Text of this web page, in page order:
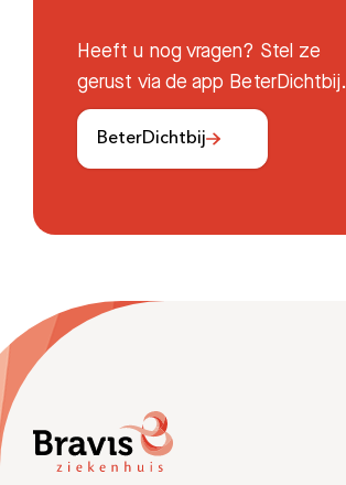
Heeft u nog vragen? Stel ze
gerust via de app BeterDichtbij.
BeterDichtbij